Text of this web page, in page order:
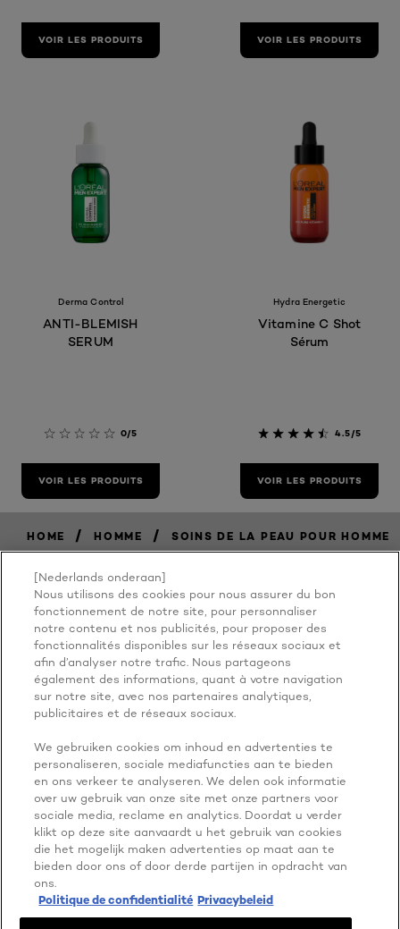
VOIR LES PRODUITS VOIR LES PRODUITS
Derma Control
ANTI-BLEMISH
SERUM
0/5
VOIR LES PRODUITS
Hydra Energetic
Vitamine C Shot
Sérum
4.5/5
VOIR LES PRODUITS
HOME / HOMME / SOINS DE LA PEAU POUR HOMME
BECAUSE
YOU'RE
WORTH IT
PLUS À EXPLORER
ADDRESS
[Nederlands onderaan]
Nous utilisons des cookies pour nous assurer du bon
fonctionnement de notre site, pour personnaliser
notre contenu et nos publicités, pour proposer des
fonctionnalités disponibles sur les réseaux sociaux et
afin d’analyser notre trafic. Nous partageons
également des informations, quant à votre navigation
sur notre site, avec nos partenaires analytiques,
publicitaires et de réseaux sociaux.
We gebruiken cookies om inhoud en advertenties te
personaliseren, sociale mediafuncties aan te bieden
en ons verkeer te analyseren. We delen ook informatie
over uw gebruik van onze site met onze partners voor
sociale media, reclame en analytics. Doordat u verder
klikt op deze site aanvaardt u het gebruik van cookies
die het mogelijk maken advertenties op maat aan te
bieden door ons of door derde partijen in opdracht van
ons.
Politique de confidentialité Privacybeleid